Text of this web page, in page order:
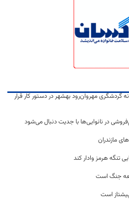
مهروان‌رود بهشهر در دستور کار قرار
در نانوایی‌ها با جدیت دنبال می‌شود
تنگه هرمز وادار کند
جنگ است